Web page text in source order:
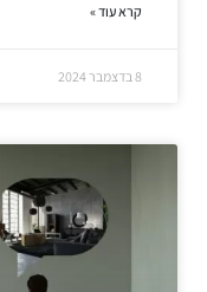
קרא עוד »
8 בדצמבר 2024